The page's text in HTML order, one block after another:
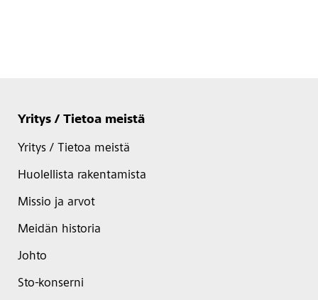
Yritys / Tietoa meistä
Yritys / Tietoa meistä
Huolellista rakentamista
Missio ja arvot
Meidän historia
Johto
Sto-konserni